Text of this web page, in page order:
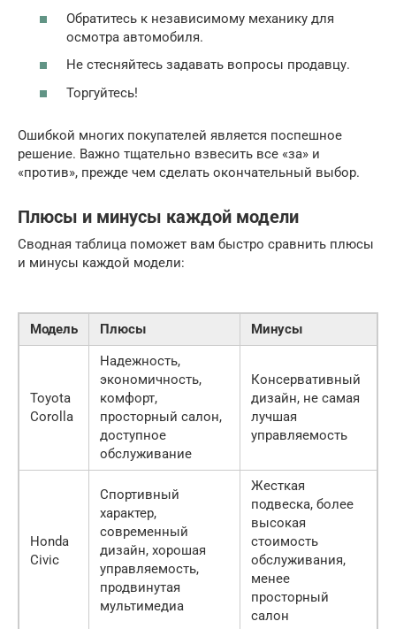
Обратитесь к независимому механику для
осмотра автомобиля.
Не стесняйтесь задавать вопросы продавцу.
Торгуйтесь!
Ошибкой многих покупателей является поспешное
решение. Важно тщательно взвесить все «за» и
«против», прежде чем сделать окончательный выбор.
Плюсы и минусы каждой модели
Сводная таблица поможет вам быстро сравнить плюсы
и минусы каждой модели:
Модель Плюсы Минусы
Toyota
Corolla
Надежность,
экономичность,
комфорт,
просторный салон,
доступное
обслуживание
Консервативный
дизайн, не самая
лучшая
управляемость
Honda
Civic
Спортивный
характер,
современный
дизайн, хорошая
управляемость,
продвинутая
мультимедиа
Жесткая
подвеска, более
высокая
стоимость
обслуживания,
менее
просторный
салон